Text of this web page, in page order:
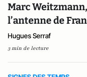
Marc
l’antenne de
Hugues Serraf
3 min de lecture